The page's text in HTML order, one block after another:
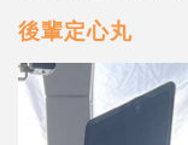
後輩定心丸